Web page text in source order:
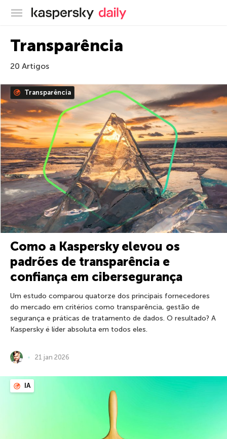
Blog oficial da Kaspersky
Transparência
20 Artigos
Transparência
Como a Kaspersky elevou os
padrões de transparência e
confiança em cibersegurança
Um estudo comparou quatorze dos principais fornecedores
do mercado em critérios como transparência, gestão de
segurança e práticas de tratamento de dados. O resultado? A
Kaspersky é líder absoluta em todos eles.
21 jan 2026
IA